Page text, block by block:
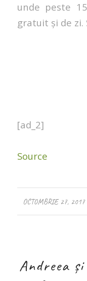
unde peste
gratuit și de zi.
[ad_2]
Source
OCTOMBRIE 27, 2017
/
Andreea